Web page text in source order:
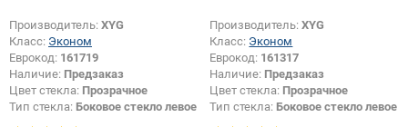
Производитель: XYG
Класс: Эконом
Еврокод: 161719
Наличие: Предзаказ
Цвет стекла: Прозрачное
Тип стекла: Боковое стекло левое
Производитель:XYG
Класс: Эконом
Еврокод: 161317
Наличие: Предзаказ
Цвет стекла: Прозрачное
Тип стекла: Боковое стекло левое